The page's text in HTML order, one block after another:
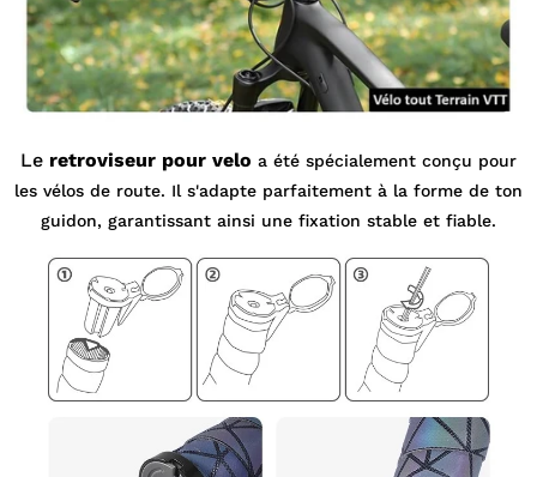
Le retroviseur pour velo a été spécialement conçu pour
les vélos de route. Il s'adapte parfaitement à la forme de ton
guidon, garantissant ainsi une fixation stable et fiable.